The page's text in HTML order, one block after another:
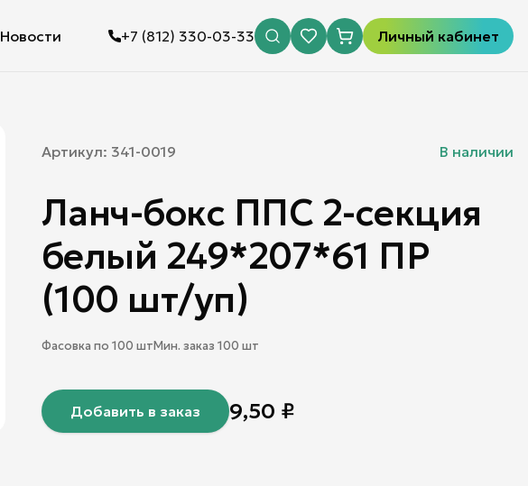
Новости +7 (812) 330-03-33 Личный кабинет
Артикул: 341-0019 В наличии
Ланч-бокс ППС 2-секция
белый 249*207*61 ПР
(100 шт/уп)
Фасовка по 100 штМин. заказ 100 шт
Добавить в заказ 9,50 ₽